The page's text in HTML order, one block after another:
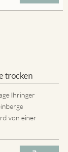
trocken
Ihringer
von einer